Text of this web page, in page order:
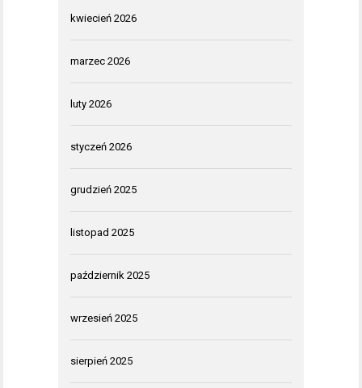
kwiecień 2026
marzec 2026
luty 2026
styczeń 2026
grudzień 2025
listopad 2025
październik 2025
wrzesień 2025
sierpień 2025